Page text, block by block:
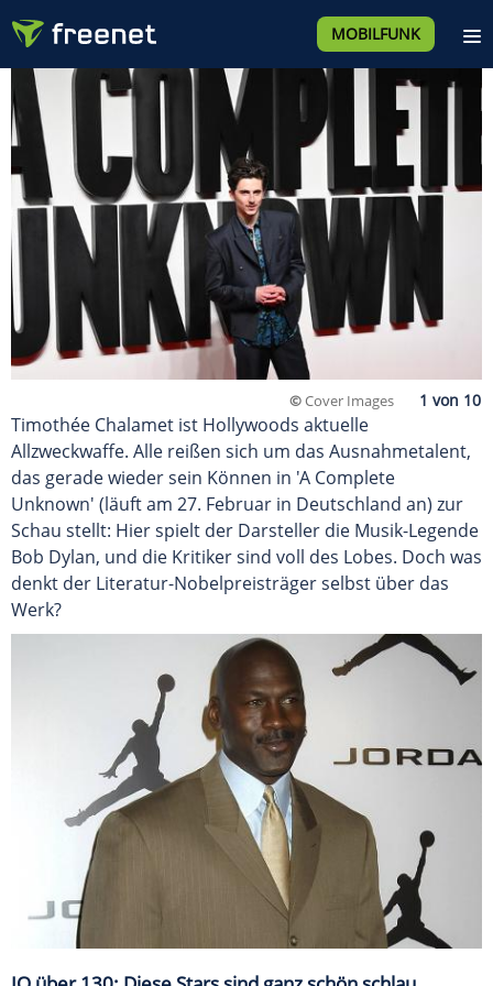
MOBILFUNK
©Cover Images
Timothée Chalamet ist Hollywoods aktuelle
Allzweckwaffe. Alle reißen sich um das Ausnahmetalent,
das gerade wieder sein Können in 'A Complete
Unknown' (läuft am 27. Februar in Deutschland an) zur
Schau stellt: Hier spielt der Darsteller die Musik-Legende
Bob Dylan, und die Kritiker sind voll des Lobes. Doch was
denkt der Literatur-Nobelpreisträger selbst über das
Werk?